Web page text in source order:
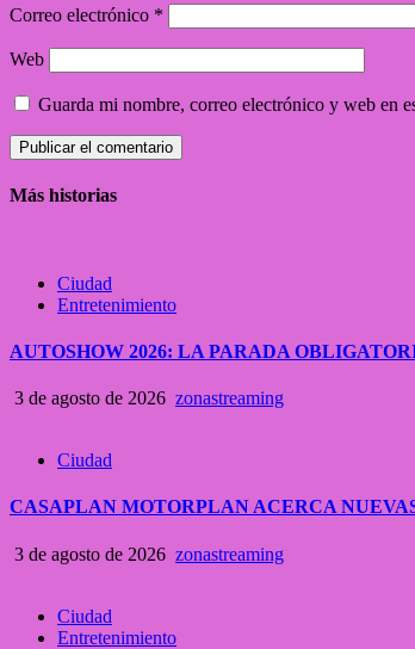
Correo electrónico *
Web
Guarda mi nombre, correo electrónico y web en
Más historias
Ciudad
Entretenimiento
AUTOSHOW 2026: LA PARADA
3 de agosto de 2026 zonastreaming
Ciudad
CASAPLAN MOTORPLAN ACERCA
3 de agosto de 2026 zonastreaming
Ciudad
Entretenimiento